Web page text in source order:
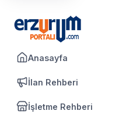
Anasayfa
İlan Rehberi
İşletme Rehberi